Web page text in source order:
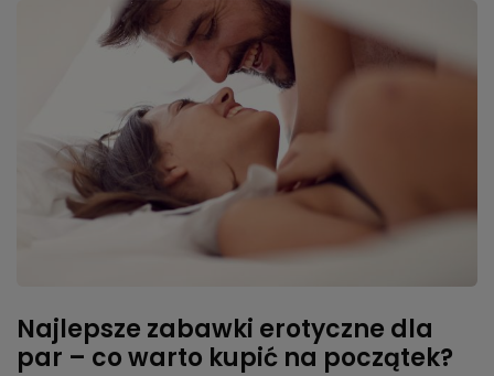
Najlepsze zabawki erotyczne dla
par – co warto kupić na początek?